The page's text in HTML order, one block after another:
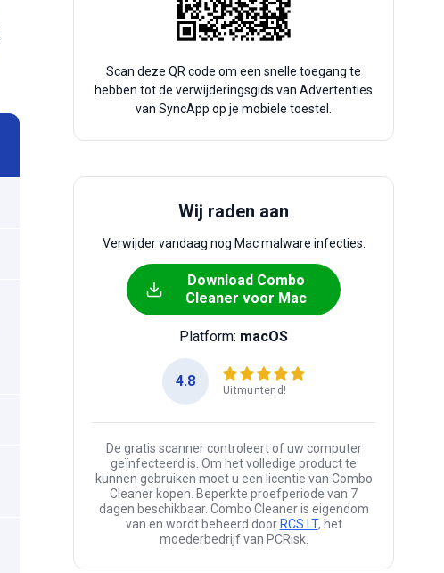
Scan deze QR code om een snelle toegang te
hebben tot de verwijderingsgids van Advertenties
van SyncApp op je mobiele toestel.
Wij raden aan
Verwijder vandaag nog Mac malware infecties:
Download Combo
Cleaner voor Mac
Platform: macOS
4.8
Uitmuntend!
De gratis scanner controleert of uw computer
geïnfecteerd is. Om het volledige product te
kunnen gebruiken moet u een licentie van Combo
Cleaner kopen. Beperkte proefperiode van 7
dagen beschikbaar. Combo Cleaner is eigendom
van en wordt beheerd door RCS LT, het
moederbedrijf van PCRisk.